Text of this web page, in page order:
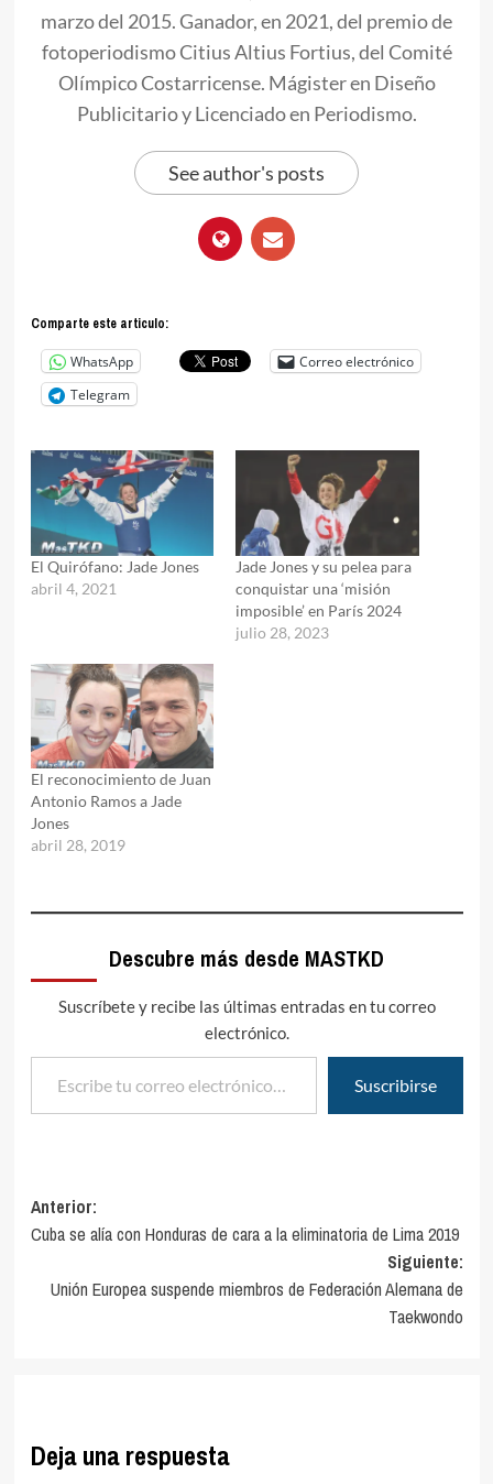
marzo del 2015. Ganador, en 2021, del premio de
fotoperiodismo Citius Altius Fortius, del Comité
Olímpico Costarricense. Mágister en Diseño
Publicitario y Licenciado en Periodismo.
See author's posts
Comparte este articulo:
WhatsApp
Correo electrónico
Telegram
El Quirófano: Jade Jones
abril 4, 2021
Jade Jones y su pelea para
conquistar una ‘misión
imposible’ en París 2024
julio 28, 2023
El reconocimiento de Juan
Antonio Ramos a Jade
Jones
abril 28, 2019
Descubre más desde MASTKD
Suscríbete y recibe las últimas entradas en tu correo
electrónico.
Escribe tu correo electrónico…
Suscribirse
Navegación
de
entradas
Anterior:
Cuba se alía con Honduras de cara a la eliminatoria de Lima 2019
Siguiente:
Unión Europea suspende miembros de Federación Alemana de
Taekwondo
Deja una respuesta